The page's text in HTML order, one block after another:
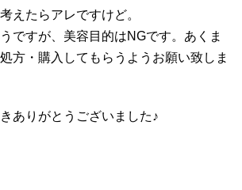
えたらアレですけど。
ですが、美容目的はNGです。あくま
方・購入してもらうようお願い致しま
ありがとうございました♪